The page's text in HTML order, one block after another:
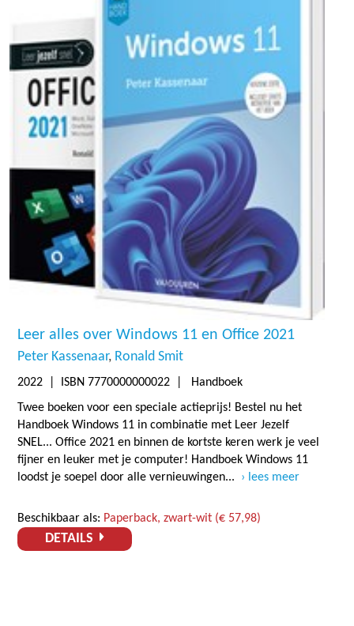
Leer alles over Windows 11 en Office 2021
Peter Kassenaar Ronald Smit
2022 | ISBN 7770000000022 | Handboek
Twee boeken voor een speciale actieprijs! Bestel nu het
Handboek Windows 11 in combinatie met Leer Jezelf
SNEL... Office 2021 en binnen de kortste keren werk je veel
fijner en leuker met je computer! Handboek Windows 11
loodst je soepel door alle vernieuwingen...
lees meer
Beschikbaar als: Paperback, zwart-wit (€ 57,98)
DETAILS